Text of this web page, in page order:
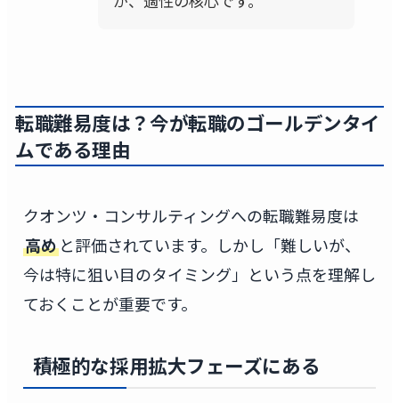
転職難易度は？今が転職のゴールデンタイ
ムである理由
クオンツ・コンサルティングへの転職難易度は
高めと評価されています。しかし「難しいが、
今は特に狙い目のタイミング」という点を理解し
ておくことが重要です。
積極的な採用拡大フェーズにある